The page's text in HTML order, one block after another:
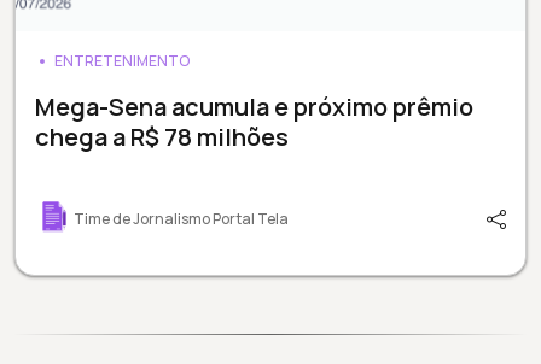
ENTRETENIMENTO
Mega-Sena acumula e próximo prêmio
chega a R$ 78 milhões
Time de Jornalismo Portal Tela